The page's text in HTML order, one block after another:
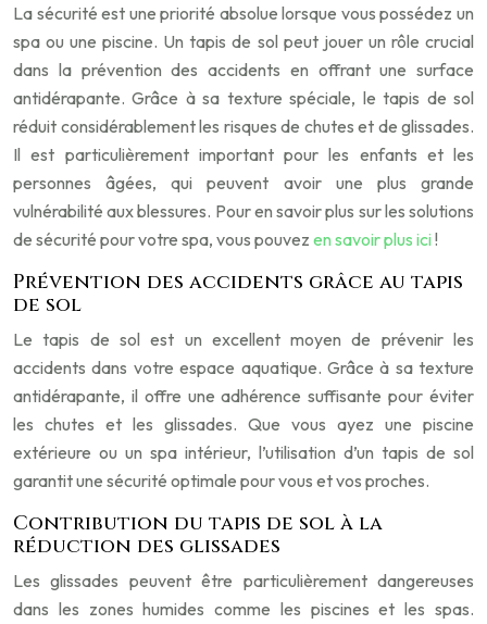
La sécurité est une priorité absolue lorsque vous possédez un
spa ou une piscine. Un tapis de sol peut jouer un rôle crucial
dans la prévention des accidents en offrant une surface
antidérapante. Grâce à sa texture spéciale, le tapis de sol
réduit considérablement les risques de chutes et de glissades.
Il est particulièrement important pour les enfants et les
personnes âgées, qui peuvent avoir une plus grande
vulnérabilité aux blessures. Pour en savoir plus sur les solutions
de sécurité pour votre spa, vous pouvez en savoir plus ici!
Prévention des accidents grâce au tapis
de sol
Le tapis de sol est un excellent moyen de prévenir les
accidents dans votre espace aquatique. Grâce à sa texture
antidérapante, il offre une adhérence suffisante pour éviter
les chutes et les glissades. Que vous ayez une piscine
extérieure ou un spa intérieur, l’utilisation d’un tapis de sol
garantit une sécurité optimale pour vous et vos proches.
Contribution du tapis de sol à la
réduction des glissades
Les glissades peuvent être particulièrement dangereuses
dans les zones humides comme les piscines et les spas.